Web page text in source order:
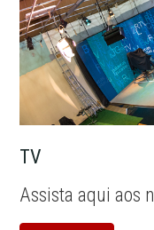
TV
Assista aqui aos